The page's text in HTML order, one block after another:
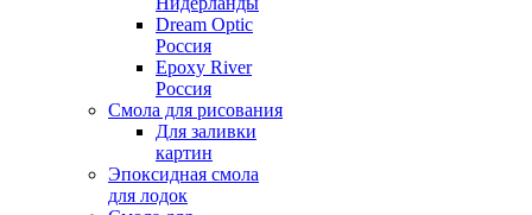
Dream Optic
Россия
Epoxy River
Россия
Смола для рисования
Для заливки
картин
Эпоксидная смола
для лодок